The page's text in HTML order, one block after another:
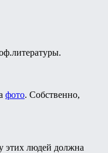
фото. Собственно,
этих людей должна